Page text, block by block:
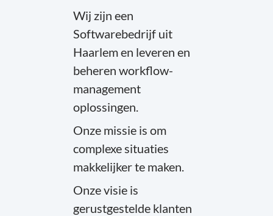
Wij zijn een
Softwarebedrijf uit
Haarlem en leveren en
beheren workflow-
management
oplossingen.
Onze missie is om
complexe situaties
makkelijker te maken.
Onze visie is
gerustgestelde klanten